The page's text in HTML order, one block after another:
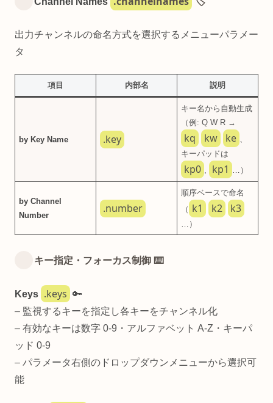
出力チャンネルの命名方式を選択するメニューパラメー
タ
項目 内部名 説明
by Key Name .key
キー名から自動生成
（例: Q W R →
kq kw ke 、
キーパッドは
kp0 , kp1 …）
by Channel
Number
.number
順序ベースで命名
（ k1 k2 k3
…）
キー指定・フォーカス制御 ⌨️
Keys .keys 🔑
– 監視するキーを指定し各キーをチャンネル化
– 有効なキーは数字 0-9・アルファベット A-Z・キーパ
ッド 0-9
– パラメータ右側のドロップダウンメニューから選択可
能